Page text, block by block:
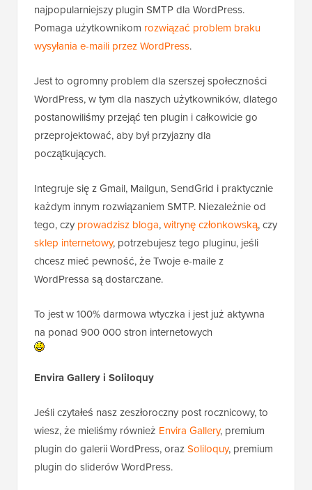
najpopularniejszy plugin SMTP dla WordPress.
Pomaga użytkownikom rozwiązać problem braku
wysyłania e-maili przez WordPress.
Jest to ogromny problem dla szerszej społeczności
WordPress, w tym dla naszych użytkowników, dlatego
postanowiliśmy przejąć ten plugin i całkowicie go
przeprojektować, aby był przyjazny dla
początkujących.
Integruje się z Gmail, Mailgun, SendGrid i praktycznie
każdym innym rozwiązaniem SMTP. Niezależnie od
tego, czy prowadzisz bloga,witrynę członkowską, czy
sklep internetowy, potrzebujesz tego pluginu, jeśli
chcesz mieć pewność, że Twoje e-maile z
WordPressa są dostarczane.
To jest w 100% darmowa wtyczka i jest już aktywna
na ponad 900 000 stron internetowych
Envira Gallery i Soliloquy
Jeśli czytałeś nasz zeszłoroczny post rocznicowy, to
wiesz, że mieliśmy również Envira Gallery, premium
plugin do galerii WordPress, orazSoliloquy, premium
plugin do sliderów WordPress.